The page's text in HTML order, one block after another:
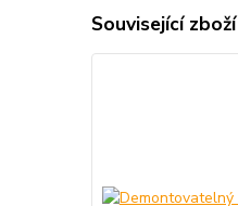
Související zboží